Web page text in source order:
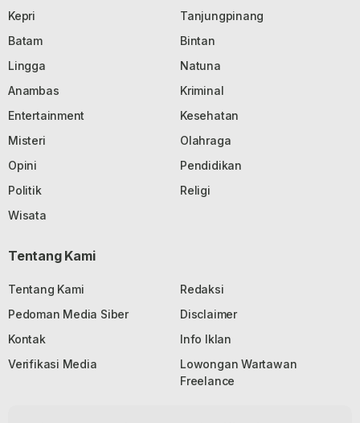
Kepri
Tanjungpinang
Batam
Bintan
Lingga
Natuna
Anambas
Kriminal
Entertainment
Kesehatan
Misteri
Olahraga
Opini
Pendidikan
Politik
Religi
Wisata
Tentang Kami
Tentang Kami
Redaksi
Pedoman Media Siber
Disclaimer
Kontak
Info Iklan
Verifikasi Media
Lowongan Wartawan
Freelance